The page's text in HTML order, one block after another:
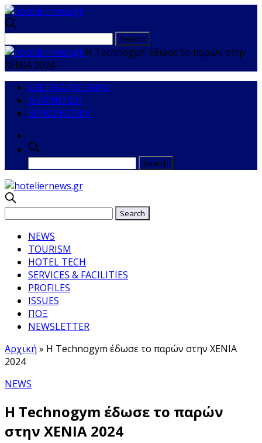
Η Technogym έδωσε το παρών στην
XENIA 2024
ΣΧΕΤΙΚΑ ΜΕ ΕΜΑΣ
ΔΙΑΦΗΜΙΣΗ
ΕΠΙΚΟΙΝΩΝΙΑ
NEWS
TOURISM
HOTEL TECH
SERVICES & FACILITIES
PROFILES
ISSUES
ΠΟΞ
NEWSLETTER
Αρχική » Η Technogym έδωσε το παρών στην XENIA
2024
NEWS
Η Technogym έδωσε το παρών
στην XENIA 2024